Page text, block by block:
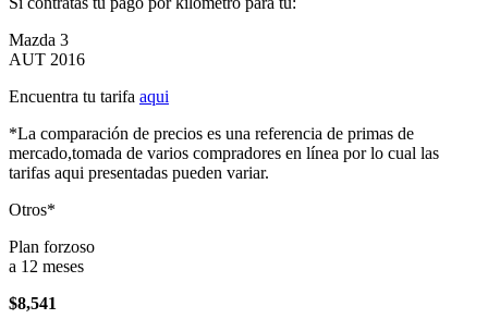
Mazda 3
AUT 2016
Encuentra tu tarifa aqui
*La comparación de precios es una referencia de primas de
mercado,tomada de varios compradores en línea por lo cual las
tarifas aqui presentadas pueden variar.
Otros*
Plan forzoso
a 12 meses
$8,541